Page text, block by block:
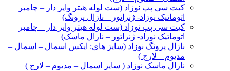
کیت سی پپ نوزاد (ست لوله هیتر وایر دار – چامبر
اتوماتیک نوزاد- ژنراتور – نازال پرونگ)
کیت سی پپ نوزاد (ست لوله هیتر وایر دار – چامبر
اتوماتیک نوزاد- ژنراتور – نازال ماسک)
نازال پرونگ نوزاد (سایز های: ایکس اسمال – اسمال –
مدیوم – لارج )
نازال ماسک نوزاد ( سایز اسمال – مدیوم – لارج )